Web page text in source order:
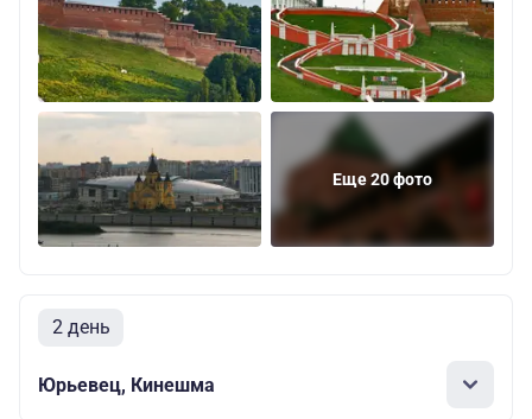
Еще 20 фото
2 день
Юрьевец, Кинешма